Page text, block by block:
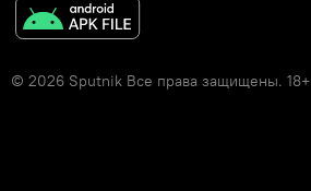
© 2026 Sputnik Все права защищены. 18+